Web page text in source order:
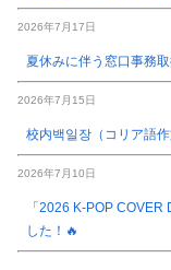
2026年7月17日
夏休みに伴う窓口事務
2026年7月15日
校内백일장（コリア語
2026年7月10日
「2026 K-POP
した！🔥